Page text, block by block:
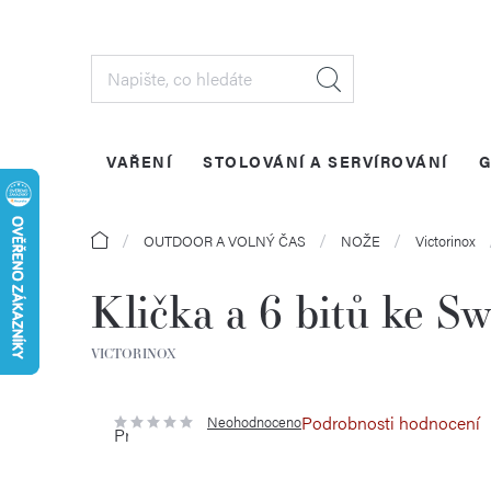
VAŘENÍ STOLOVÁNÍ A SERVÍROVÁNÍ
DomůOUTDOOR A VOLNÝ ČAS NOŽE Victorinox
Klička a 6 bitů ke
VICTORINOX
Průměrné
hodnocení
NeohodnocenoPodrobnosti hodnocení